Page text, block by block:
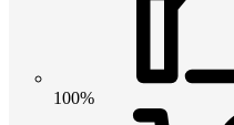
100%